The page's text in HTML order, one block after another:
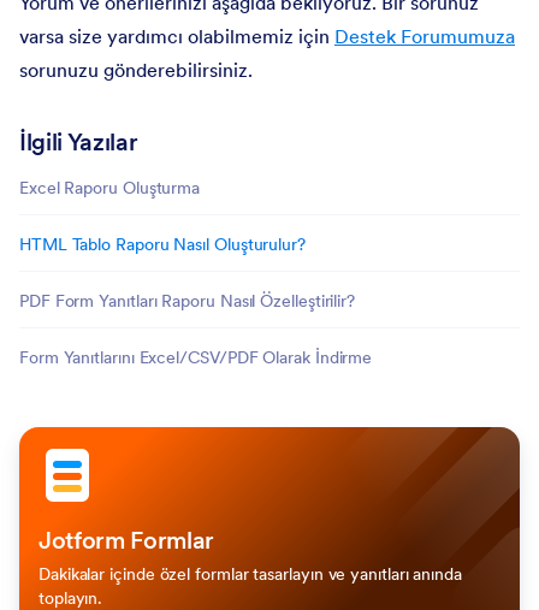
varsa size yardımcı olabilmemiz için Destek Forumumuza
sorunuzu gönderebilirsiniz.
İlgili Yazılar
Excel Raporu Oluşturma
HTML Tablo Raporu Nasıl Oluşturulur?
PDF Form Yanıtları Raporu Nasıl Özelleştirilir?
Form Yanıtlarını Excel/CSV/PDF Olarak İndirme
Jotform Formlar
Dakikalar içinde özel formlar tasarlayın ve yanıtları anında
toplayın.